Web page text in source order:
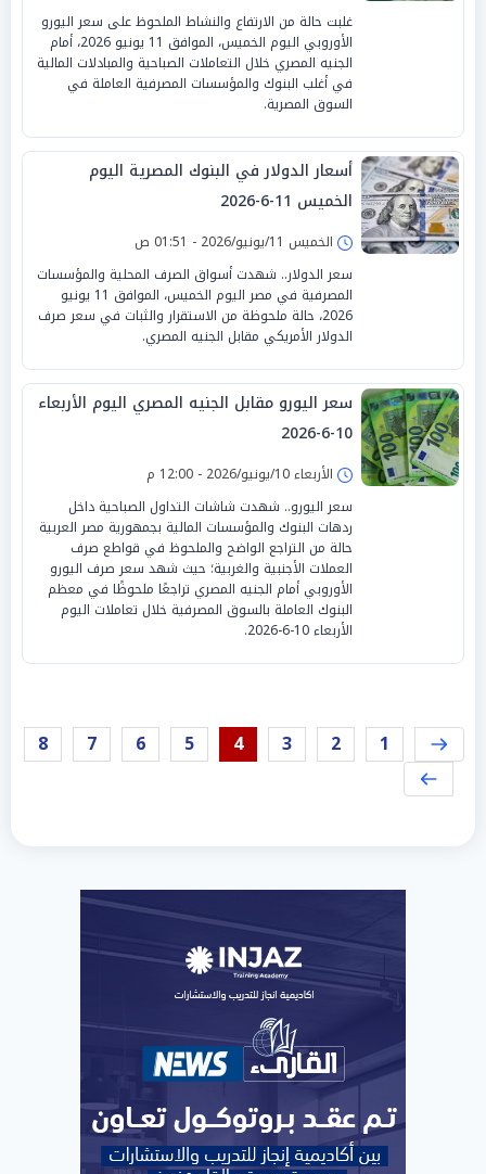
غلبت حالة من الارتفاع والنشاط الملحوظ على سعر اليورو
الأوروبي اليوم الخميس، الموافق 11 يونيو 2026، أمام
الجنيه المصري خلال التعاملات الصباحية والمبادلات المالية
في أغلب البنوك والمؤسسات المصرفية العاملة في
السوق المصرية.
أسعار الدولار في البنوك المصرية اليوم
الخميس 11-6-2026
الخميس 11/يونيو/2026 - 01:51 ص
سعر الدولار.. شهدت أسواق الصرف المحلية والمؤسسات
المصرفية في مصر اليوم الخميس، الموافق 11 يونيو
2026، حالة ملحوظة من الاستقرار والثبات في سعر صرف
الدولار الأمريكي مقابل الجنيه المصري.
سعر اليورو مقابل الجنيه المصري اليوم الأربعاء
10-6-2026
الأربعاء 10/يونيو/2026 - 12:00 م
سعر اليورو.. شهدت شاشات التداول الصباحية داخل
ردهات البنوك والمؤسسات المالية بجمهورية مصر العربية
حالة من التراجع الواضح والملحوظ في قواطع صرف
العملات الأجنبية والغربية؛ حيث شهد سعر صرف اليورو
الأوروبي أمام الجنيه المصري تراجعًا ملحوظًا في معظم
البنوك العاملة بالسوق المصرفية خلال تعاملات اليوم
الأربعاء 10-6-2026.
1
2
3
4
5
6
7
8